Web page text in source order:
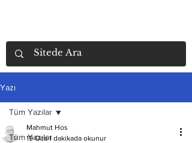
Yazı
Tüm Yazılar
Tüm Yazılar
Mahmut Hos
19 Oca 1 dakikada okunur